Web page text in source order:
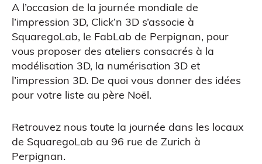
Scanner 3D
ATELIERS & ÉVÈNEMENTS
A l’occasion de la journée mondiale de
l’impression 3D, Click’n 3D s’associe à
SquaregoLab, le FabLab de Perpignan, pour
vous proposer des ateliers consacrés à la
modélisation 3D, la numérisation 3D et
l’impression 3D. De quoi vous donner des idées
pour votre liste au père Noël.
Retrouvez nous toute la journée dans les locaux
de SquaregoLab au 96 rue de Zurich à
Perpignan.